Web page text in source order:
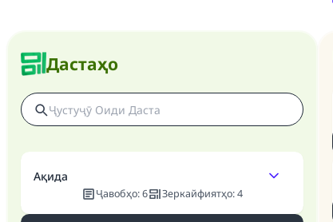
Дастаҳо
Ақида
Ҷавобҳо:6 Зеркайфиятҳо:4